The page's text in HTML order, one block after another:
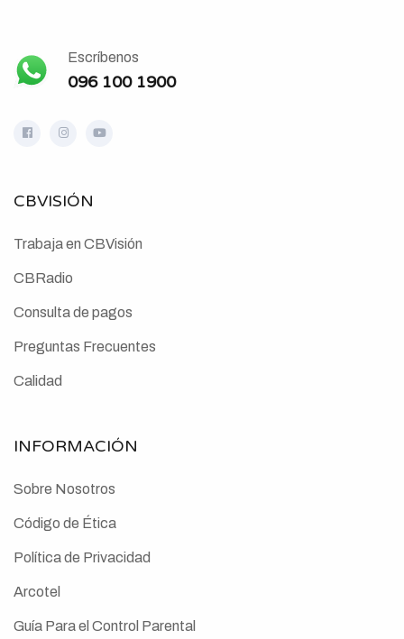
Escríbenos
096 100 1900
CBVISIÓN
Trabaja en CBVisión
CBRadio
Consulta de pagos
Preguntas Frecuentes
Calidad
INFORMACIÓN
Sobre Nosotros
Código de Ética
Política de Privacidad
Arcotel
Guía Para el Control Parental